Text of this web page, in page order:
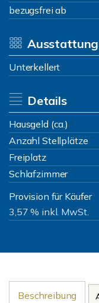
bezugsfrei ab
Ausstattung
Unterkellert
Details
Hausgeld (ca.)
Anzahl Stellplätze
Freiplatz
Schlafzimmer
Provision für Käufer
3,57 % inkl. MwSt.
Beschreibung